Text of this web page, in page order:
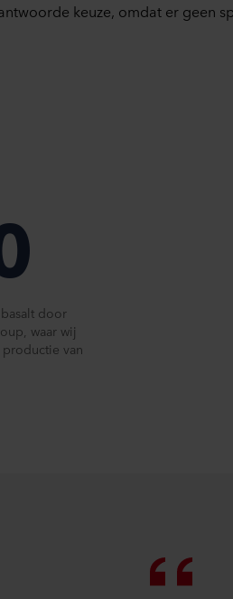
keuze, omdat er geen
door
waar wij
van